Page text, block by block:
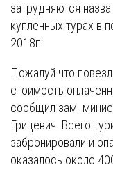
затрудняются
купленных турах в
2018г.
Пожалуй что
стоимость
сообщил зам.
Грицевич. Всего
забронировали и
оказалось около